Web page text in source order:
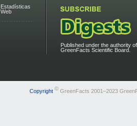
Estadísticas
Web
Published under the authority
GreenFacts Scientific Board.
Copyright ©GreenFacts 2001–2023